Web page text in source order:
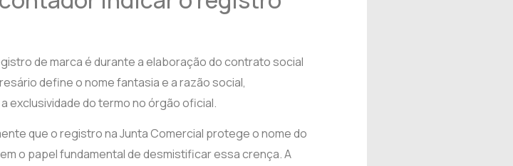
de marca é durante a elaboração do contrato social
define o nome fantasia e a razão social,
exclusividade do termo no órgão oficial.
que o registro na Junta Comercial protege o nome do
o papel fundamental de desmistificar essa crença. A